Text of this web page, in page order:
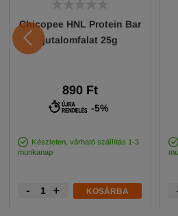
Chicopee HNL Protein Bar
jutalomfalat 25g
890 Ft
-5%
Készleten, várható szállítás 1-3
munkanap
- + KOSÁRBA